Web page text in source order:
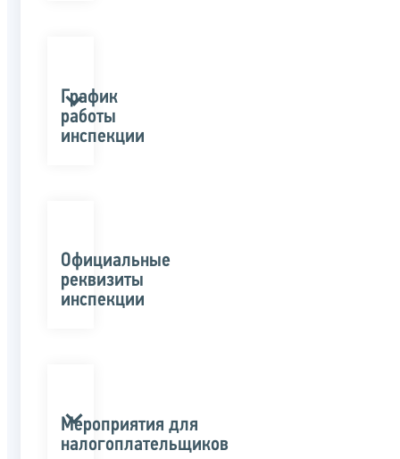
График
работы
инспекции
Официальные
реквизиты
инспекции
Мероприятия для
налогоплательщиков